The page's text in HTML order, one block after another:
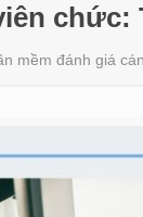
chức:
mềm đánh giá